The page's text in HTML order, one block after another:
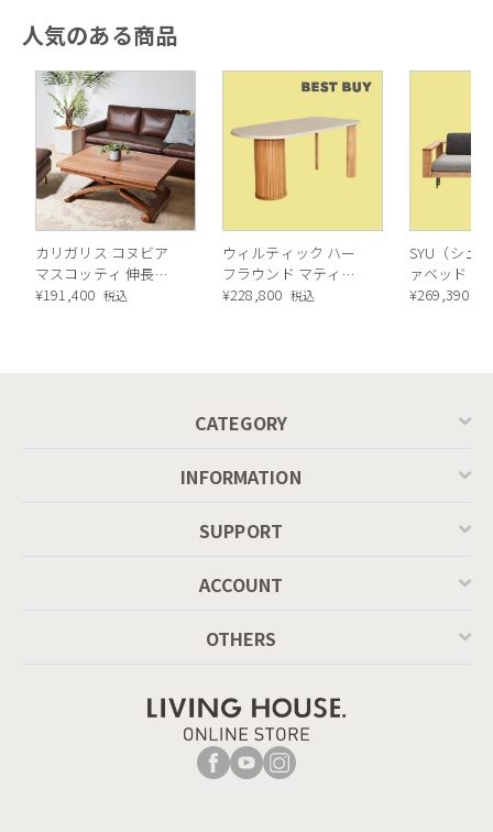
人気のある商品
カリガリス コヌビア
マスコッティ 伸長・
昇降式テーブル ／
¥191,400 税込
ウィルティック ハー
フラウンド マティエ
ラ塗装 ダイニングテ
¥228,800 税込
SYU（シュ
ァベッド（
ル）190cm
¥269,390
CATEGORY
INFORMATION
SUPPORT
ACCOUNT
OTHERS